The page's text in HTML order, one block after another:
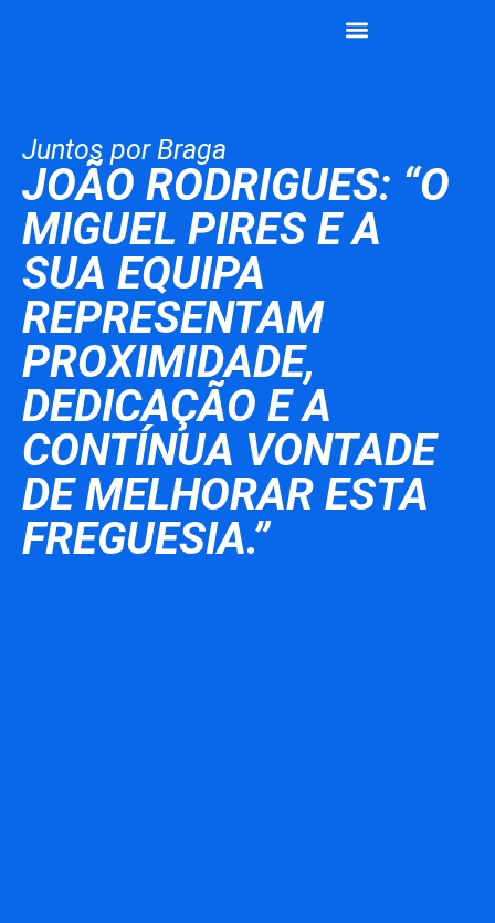
Juntos por Braga
JOÃO RODRIGUES: “O
MIGUEL PIRES E A
SUA EQUIPA
REPRESENTAM
PROXIMIDADE,
DEDICAÇÃO E A
CONTÍNUA VONTADE
DE MELHORAR ESTA
FREGUESIA.”